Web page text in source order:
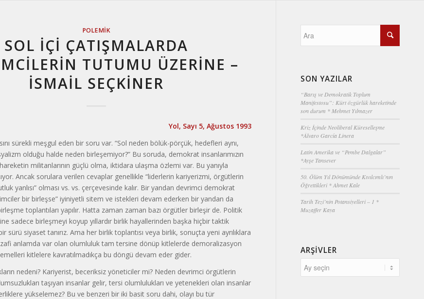
POLEMIK
SOL İÇİ ÇATIŞMALARDA
TUTUMU ÜZERİNE –
İSMAIL SEÇKİNER
Yol, Sayı 5, Ağustos 1993
sürekli meşgul eden bir soru var. “Sol neden bölük-pörçük, hedefleri aynı,
olduğu halde neden birleşemiyor?” Bu soruda, demokrat insanlarımızın
militanlarının güçlü olma, iktidara ulaşma özlemi var. Bu yanıyla
Ancak sorulara verilen cevaplar genellikle “liderlerin kariyerizmi, örgütlerin
yanlısı” olması vs. vs. çerçevesinde kalır. Bir yandan devrimci demokrat
bir birleşse” iyiniyetli sitem ve istekleri devam ederken bir yandan da
toplantıları yapılır. Hatta zaman zaman bazı örgütler birleşir de. Politik
sadece birleşmeyi koyup yıllardır birlik hayallerinden başka hiçbir taktik
sürü siyaset tanırız. Ama her birlik toplantısı veya birlik, sonuçta yeni ayrılıklara
anlamda var olan olumluluk tam tersine dönüp kitlelerde demoralizasyon
temelleri kitlelere kavratılmadıkça bu döngü devam eder gider.
nedeni? Kariyerist, beceriksiz yöneticiler mi? Neden devrimci örgütlerin
taşıyan insanlar gelir, tersi olumlulukları ve yetenekleri olan insanlar
yükselemez? Bu ve benzeri bir iki basit soru dahi, olayı bu tür
SON YAZILAR
“Barış ve Demokratik Toplum
Manifestosu”: Kürt özgürlük hareketinde
son durum * Mehmet Yılmazer
Kriz İçinde Neoliberal Küreselleşme
*Álvaro García Linera
Latin Amerika ve “Pembe Dalgalar”
*Ayşe Tansever
50. Ölüm Yıl Dönümünde Kıvılcımlı’nın
Öğrettikleri * Ahmet Kale
Tarih Tezi’nin Potansiyelleri – 1 *
Muzaffer Kaya
ARŞIVLER